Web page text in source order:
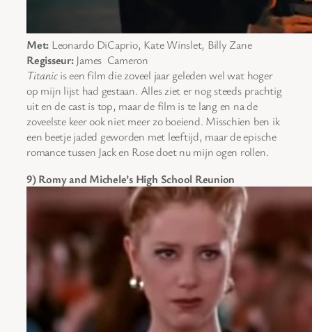
Met: Leonardo DiCaprio, Kate Winslet, Billy Zane
Regisseur:James Cameron
Titanicis een film die zoveel jaar geleden wel wat hoger
op mijn lijst had gestaan. Alles ziet er nog steeds prachtig
uit en de cast is top, maar de film is te lang en na de
zoveelste keer ook niet meer zo boeiend. Misschien ben ik
een beetje jaded geworden met leeftijd, maar de epische
romance tussen Jack en Rose doet nu mijn ogen rollen.
9) Romy and Michele’s High School Reunion